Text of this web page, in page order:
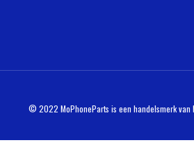
© 2022 MoPhoneParts is een handelsmerk van